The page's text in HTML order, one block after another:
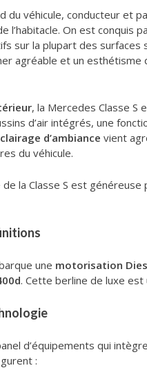
du véhicule, conducteur et
l’habitacle. On est conquis
sur la plupart des surfaces
agréable et un
, la Mercedes Classe S
d’air intégrés, une
d’ambiance vient
du véhicule.
de la Classe S est
une motorisation
. Cette berline de luxe
d’équipements qui
: